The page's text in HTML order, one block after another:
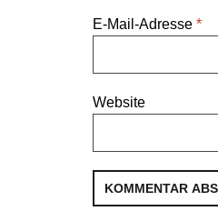
E-Mail-Adresse *
Website